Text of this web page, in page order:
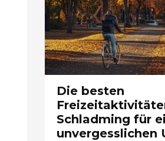
Die besten
Schladming für
unvergesslichen